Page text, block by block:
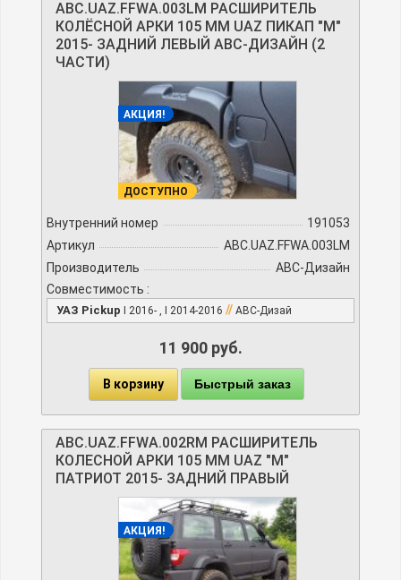
ABC.UAZ.FFWA.003LM РАСШИРИТЕЛЬ
КОЛЁСНОЙ АРКИ 105 ММ UAZ ПИКАП "М"
2015- ЗАДНИЙ ЛЕВЫЙ АВС-ДИЗАЙН (2
ЧАСТИ)
АКЦИЯ!
ДОСТУПНО
Внутренний номер
191053
Артикул
ABC.UAZ.FFWA.003LM
Производитель
АВС-Дизайн
Совместимость :
УАЗ Pickup I 2016- , I 2014-2016 // АВС-Дизай
11 900 руб.
В корзину Быстрый заказ
ABC.UAZ.FFWA.002RM РАСШИРИТЕЛЬ
КОЛЕСНОЙ АРКИ 105 ММ UAZ "М"
ПАТРИОТ 2015- ЗАДНИЙ ПРАВЫЙ
АКЦИЯ!